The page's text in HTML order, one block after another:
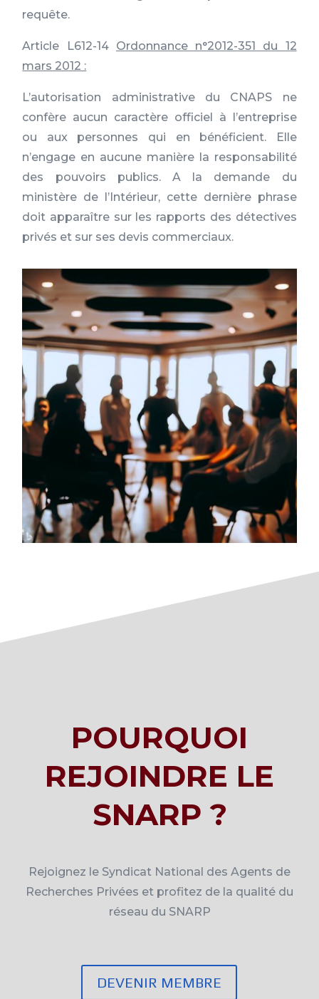
requête.
Article L612-14 Ordonnance n°2012-351 du 12
mars 2012 :
L’autorisation administrative du CNAPS ne
confère aucun caractère officiel à l’entreprise
ou aux personnes qui en bénéficient. Elle
n’engage en aucune manière la responsabilité
des pouvoirs publics. A la demande du
ministère de l’Intérieur, cette dernière phrase
doit apparaître sur les rapports des détectives
privés et sur ses devis commerciaux.
POURQUOI
REJOINDRE LE
SNARP ?
Rejoignez le Syndicat National des Agents de
Recherches Privées et profitez de la qualité du
réseau du SNARP
DEVENIR MEMBRE